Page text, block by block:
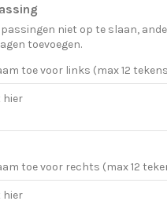
niet op te slaan,
toevoegen.
toe voor links (max 12
toe voor rechts (max 12